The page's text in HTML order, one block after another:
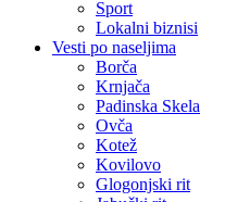
Sport
Lokalni biznisi
Vesti po naseljima
Borča
Krnjača
Padinska Skela
Ovča
Kotež
Kovilovo
Glogonjski rit